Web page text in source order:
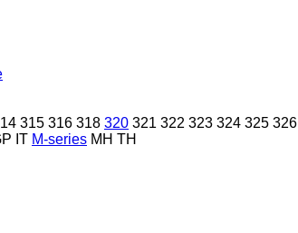
315 316 318 320 321 322 323 324 325 326
IT M-series MH TH